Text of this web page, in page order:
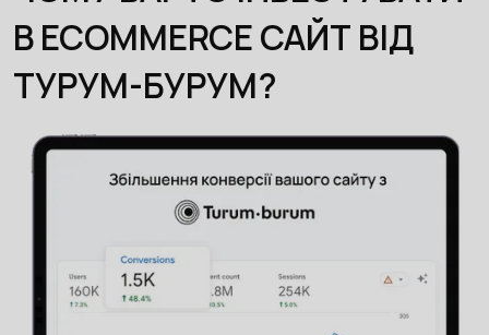
В ECOMMERCE САЙТ ВІД
ТУРУМ-БУРУМ?